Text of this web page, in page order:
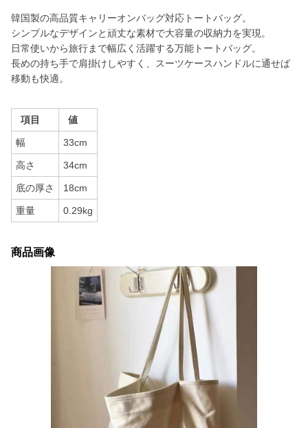
韓国製の高品質キャリーオンバッグ対応トートバッグ。
シンプルなデザインと頑丈な素材で大容量の収納力を実現。
日常使いから旅行まで幅広く活躍する万能トートバッグ。
長めの持ち手で肩掛けしやすく、スーツケースハンドルに通せば
移動も快適。
項目 値
幅 33cm
高さ 34cm
底の厚さ 18cm
重量 0.29kg
商品画像